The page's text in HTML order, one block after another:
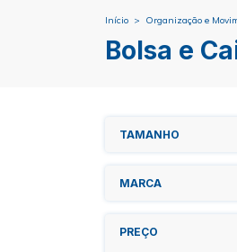
Início > Organização e
Bolsa e
TAMANHO
MARCA
PREÇO